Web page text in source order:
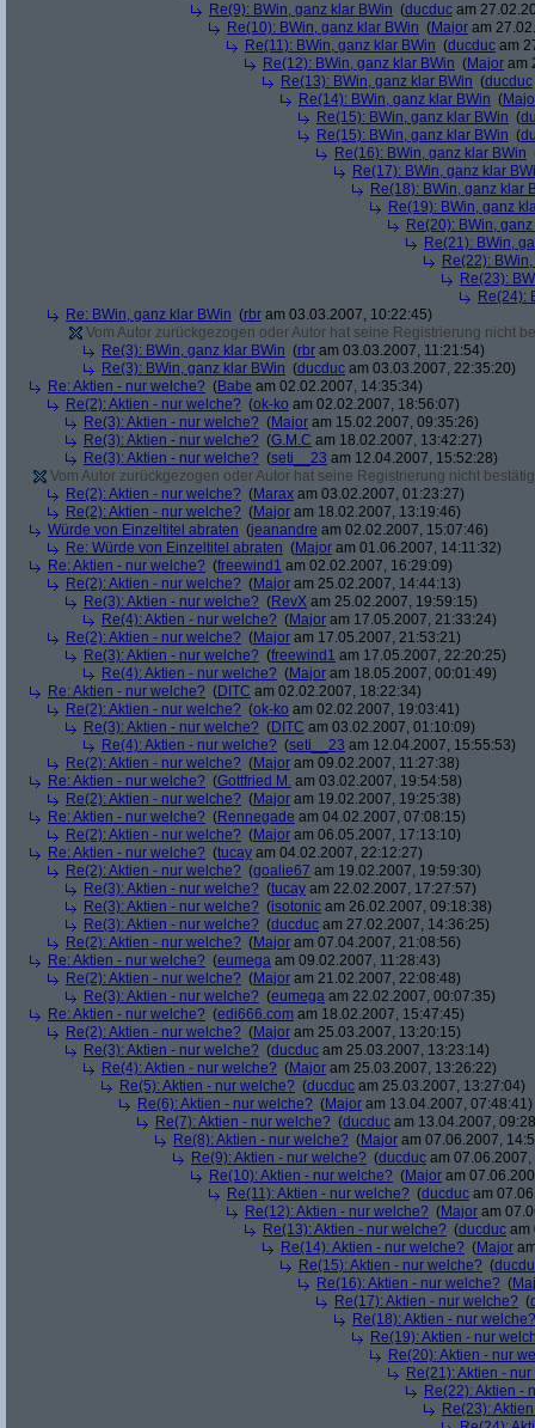
Re(9): BWin, ganz klar BWin (ducduc am
Re(10): BWin, ganz klar BWin (Major am
Re(11): BWin, ganz klar BWin (ducduc am
Re(12): BWin, ganz klar BWin (Major am
Re(13): BWin, ganz klar BWin (ducduc
Re(14): BWin, ganz klar BWin (
Re(15): BWin, ganz klar BWin (
Re(15): BWin, ganz klar BWin (
Re(16): BWin, ganz klar BWin
Re(17): BWin, ganz klar
Re(18): BWin, ganz klar
Re(19): BWin, ganz
Re(20): BWin,
Re(21): BWin,
Re(22):
Re(23):
Re(24):
Re: BWin, ganz klar BWin (rbr am 03.03.2007, 10:22:45)
Vom Autor zurückgezogen oder Autor hat seine Registrierung nicht
Re(3): BWin, ganz klar BWin (rbr am 03.03.2007, 11:21:54)
Re(3): BWin, ganz klar BWin (ducduc am 03.03.2007, 22:35:20)
Re: Aktien - nur welche? (Babe am 02.02.2007, 14:35:34)
Re(2): Aktien - nur welche? (ok-ko am 02.02.2007, 18:56:07)
Re(3): Aktien - nur welche? (Major am 15.02.2007, 09:35:26)
Re(3): Aktien - nur welche? (G.M.C am 18.02.2007, 13:42:27)
Re(3): Aktien - nur welche? (seti__23 am 12.04.2007, 15:52:28)
Vom Autor zurückgezogen oder Autor hat seine Registrierung nicht
Re(2): Aktien - nur welche? (Marax am 03.02.2007, 01:23:27)
Re(2): Aktien - nur welche? (Major am 18.02.2007, 13:19:46)
Würde von Einzeltitel abraten (jeanandre am 02.02.2007, 15:07:46)
Re: Würde von Einzeltitel abraten (Major am 01.06.2007, 14:11:32)
Re: Aktien - nur welche? (freewind1 am 02.02.2007, 16:29:09)
Re(2): Aktien - nur welche? (Major am 25.02.2007, 14:44:13)
Re(3): Aktien - nur welche? (RevX am 25.02.2007, 19:59:15)
Re(4): Aktien - nur welche? (Major am 17.05.2007, 21:33:24)
Re(2): Aktien - nur welche? (Major am 17.05.2007, 21:53:21)
Re(3): Aktien - nur welche? (freewind1 am 17.05.2007, 22:20:25)
Re(4): Aktien - nur welche? (Major am 18.05.2007, 00:01:49)
Re: Aktien - nur welche? (DITC am 02.02.2007, 18:22:34)
Re(2): Aktien - nur welche? (ok-ko am 02.02.2007, 19:03:41)
Re(3): Aktien - nur welche? (DITC am 03.02.2007, 01:10:09)
Re(4): Aktien - nur welche? (seti__23 am 12.04.2007, 15:55:53)
Re(2): Aktien - nur welche? (Major am 09.02.2007, 11:27:38)
Re: Aktien - nur welche? (Gottfried M. am 03.02.2007, 19:54:58)
Re(2): Aktien - nur welche? (Major am 19.02.2007, 19:25:38)
Re: Aktien - nur welche? (Rennegade am 04.02.2007, 07:08:15)
Re(2): Aktien - nur welche? (Major am 06.05.2007, 17:13:10)
Re: Aktien - nur welche? (tucay am 04.02.2007, 22:12:27)
Re(2): Aktien - nur welche? (goalie67 am 19.02.2007, 19:59:30)
Re(3): Aktien - nur welche? (tucay am 22.02.2007, 17:27:57)
Re(3): Aktien - nur welche? (isotonic am 26.02.2007, 09:18:38)
Re(3): Aktien - nur welche? (ducduc am 27.02.2007, 14:36:25)
Re(2): Aktien - nur welche? (Major am 07.04.2007, 21:08:56)
Re: Aktien - nur welche? (eumega am 09.02.2007, 11:28:43)
Re(2): Aktien - nur welche? (Major am 21.02.2007, 22:08:48)
Re(3): Aktien - nur welche? (eumega am 22.02.2007, 00:07:35)
Re: Aktien - nur welche? (edi666.com am 18.02.2007, 15:47:45)
Re(2): Aktien - nur welche? (Major am 25.03.2007, 13:20:15)
Re(3): Aktien - nur welche? (ducduc am 25.03.2007, 13:23:14)
Re(4): Aktien - nur welche? (Major am 25.03.2007, 13:26:22)
Re(5): Aktien - nur welche? (ducduc am 25.03.2007, 13:27:04)
Re(6): Aktien - nur welche? (Major am 13.04.2007, 07:48:41)
Re(7): Aktien - nur welche? (ducduc am 13.04.2007,
Re(8): Aktien - nur welche? (Major am 07.06.2007,
Re(9): Aktien - nur welche? (ducduc am
Re(10): Aktien - nur welche? (Major am
Re(11): Aktien - nur welche? (ducduc am
Re(12): Aktien - nur welche? (Major am
Re(13): Aktien - nur welche? (ducduc am
Re(14): Aktien - nur welche? (Major
Re(15): Aktien - nur welche? (
Re(16): Aktien - nur welche? (
Re(17): Aktien - nur welche? (
Re(18): Aktien - nur welche?
Re(19): Aktien - nur
Re(20): Aktien - nur
Re(21): Aktien -
Re(22): Aktien -
Re(23):